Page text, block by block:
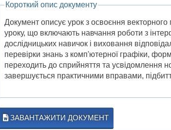
Короткий опис документу
Документ описує урок з освоєння
уроку, що включають навчання роботи з
дослідницьких навичок і виховання
перевірки знань з комп'ютерної графіки,
переходить до сприйняття та усвідомлення
завершується практичними вправами,
ЗАВАНТАЖИТИ ДОКУМЕНТ